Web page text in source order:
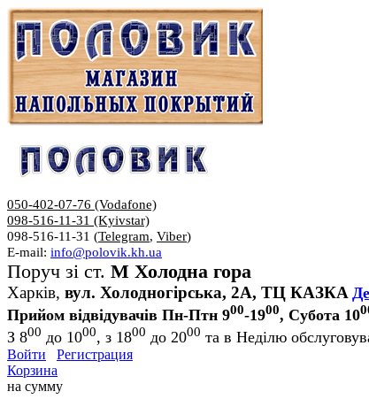
050-402-07-76 (Vodafone)
098-516-11-31 (Kyivstar)
098-516-11-31 (Telegram, Viber)
E-mail: info@polovik.kh.ua
Поруч зі ст. М Холодна гора
Харків, вул. Холодногірська, 2А, ТЦ КАЗКА
Прийом відвідувачів Пн-Птн 900-1900, Субота 10
З 800 до 1000, з 1800 до 2000 та в Неділю
Войти
Регистрация
Корзина
на сумму